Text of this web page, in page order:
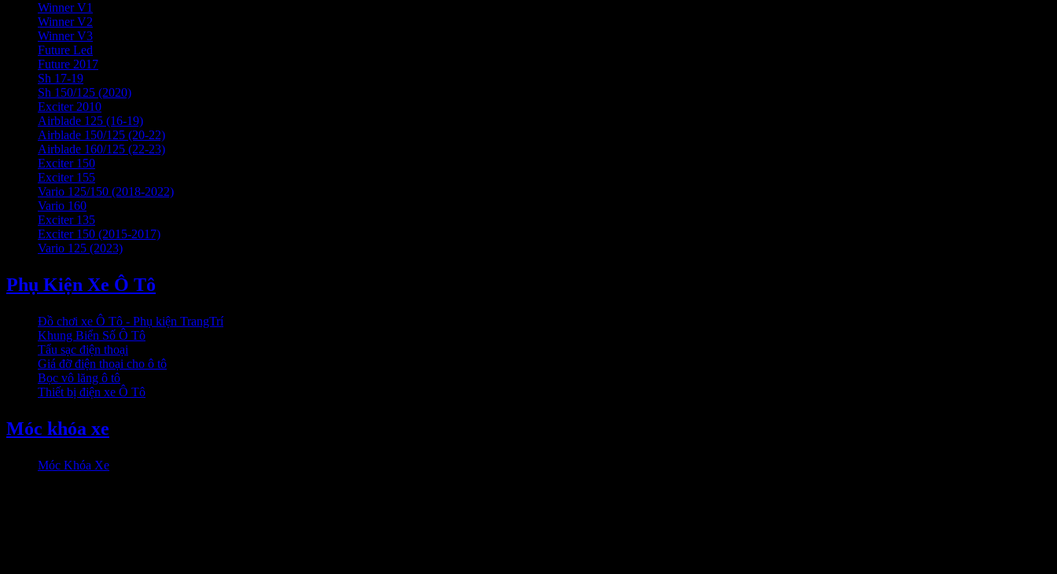
Winner V1
Winner V2
Winner V3
Future Led
Future 2017
Sh 17-19
Sh 150/125 (2020)
Exciter 2010
Airblade 125 (16-19)
Airblade 150/125 (20-22)
Airblade 160/125 (22-23)
Exciter 150
Exciter 155
Vario 125/150 (2018-2022)
Vario 160
Exciter 135
Exciter 150 (2015-2017)
Vario 125 (2023)
Phụ Kiện Xe Ô Tô
Đồ chơi xe Ô Tô - Phụ kiện TrangTrí
Khung Biển Số Ô Tô
Tẩu sạc điện thoại
Giá đỡ điện thoại cho ô tô
Bọc vô lăng ô tô
Thiết bị điện xe Ô Tô
Móc khóa xe
Móc Khóa Xe